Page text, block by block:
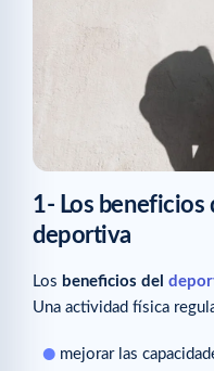
1- Los beneficios
deportiva
Los beneficios del
Una actividad física
mejorar las